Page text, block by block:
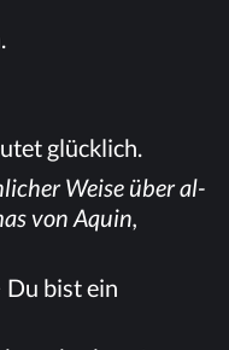
glücklich.
Wei­se über al­
von Aquin,
bist ein